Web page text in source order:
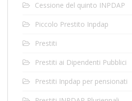
Cessione del quinto INPDAP
Piccolo Prestito Inpdap
Prestiti
Prestiti ai Dipendenti Pubblici
Prestiti Inpdap per pensionati